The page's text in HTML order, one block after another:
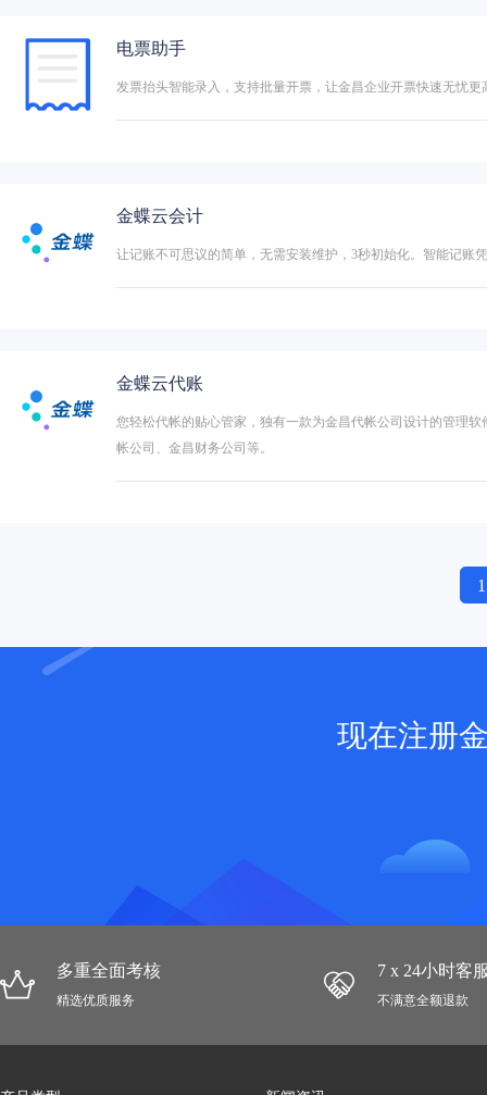
电票助手
发票抬头智能录入，支持批量开票，让金昌企业开票快速无忧
金蝶云会计
让记账不可思议的简单，无需安装维护，3秒初始化。智能记账
金蝶云代账
您轻松代帐的贴心管家，独有一款为金昌代帐公司设计的管理
帐公司、金昌财务公司等。
1
现在注册
多重全面考核
精选优质服务
7 x 24小时客
不满意全额退款